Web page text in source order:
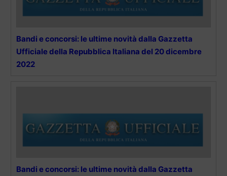
Bandi e concorsi: le ultime novità dalla Gazzetta
Ufficiale della Repubblica Italiana del 20 dicembre
2022
Bandi e concorsi: le ultime novità dalla Gazzetta